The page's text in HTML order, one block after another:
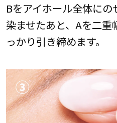
Bをアイホール全体に
染ませたあと、Aを二重
っかり引き締めます。